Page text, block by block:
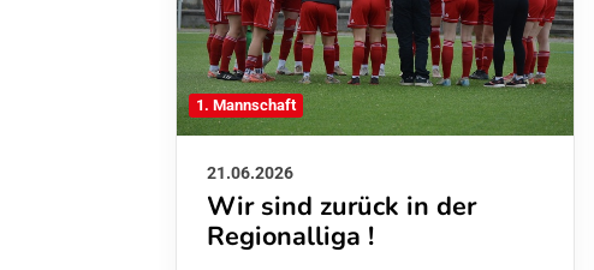
1. Mannschaft
21.06.2026
Wir sind zurück in der
Regionalliga !